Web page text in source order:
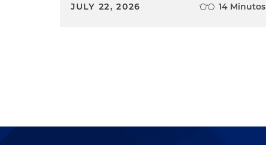
JULY 22, 2026 14 Minutos